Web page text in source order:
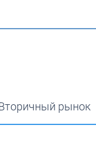
рынок